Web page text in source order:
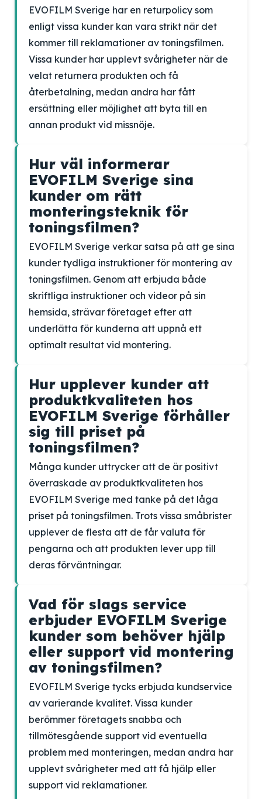
EVOFILM Sverige har en returpolicy som
enligt vissa kunder kan vara strikt när det
kommer till reklamationer av toningsfilmen.
Vissa kunder har upplevt svårigheter när de
velat returnera produkten och få
återbetalning, medan andra har fått
ersättning eller möjlighet att byta till en
annan produkt vid missnöje.
Hur väl informerar
EVOFILM Sverige sina
kunder om rätt
monteringsteknik för
toningsfilmen?
EVOFILM Sverige verkar satsa på att ge sina
kunder tydliga instruktioner för montering av
toningsfilmen. Genom att erbjuda både
skriftliga instruktioner och videor på sin
hemsida, strävar företaget efter att
underlätta för kunderna att uppnå ett
optimalt resultat vid montering.
Hur upplever kunder att
produktkvaliteten hos
EVOFILM Sverige förhåller
sig till priset på
toningsfilmen?
Många kunder uttrycker att de är positivt
överraskade av produktkvaliteten hos
EVOFILM Sverige med tanke på det låga
priset på toningsfilmen. Trots vissa småbrister
upplever de flesta att de får valuta för
pengarna och att produkten lever upp till
deras förväntningar.
Vad för slags service
erbjuder EVOFILM Sverige
kunder som behöver hjälp
eller support vid montering
av toningsfilmen?
EVOFILM Sverige tycks erbjuda kundservice
av varierande kvalitet. Vissa kunder
berömmer företagets snabba och
tillmötesgående support vid eventuella
problem med monteringen, medan andra har
upplevt svårigheter med att få hjälp eller
support vid reklamationer.